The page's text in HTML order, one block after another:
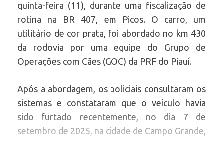
quinta-feira (11), durante uma fiscalização de
rotina na BR 407, em Picos. O carro, um
utilitário de cor prata, foi abordado no km 430
da rodovia por uma equipe do Grupo de
Operações com Cães (GOC) da PRF do Piauí.
Após a abordagem, os policiais consultaram os
sistemas e constataram que o veículo havia
sido furtado recentemente, no dia 7 de
setembro de 2025, na cidade de Campo Grande,